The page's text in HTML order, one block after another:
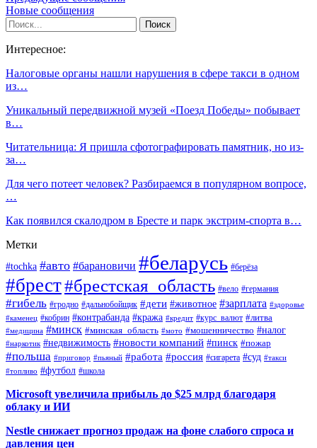
Новые сообщения
Интересное:
Налоговые органы нашли нарушения в сфере такси в одном
из…
Уникальный передвижной музей «Поезд Победы» побывает
в…
Читательница: Я пришла сфотографировать памятник, но из-
за…
Для чего потеет человек? Разбираемся в популярном вопросе,
…
Как появился скалодром в Бресте и парк экстрим-спорта в…
Метки
#tochka #авто #барановичи #беларусь #берёза
#брест#брестская_область #вело #германия
#гибель #гродно #дальнобойщик #дети #животное #зарплата #здоровье
#каменец #кобрин #контрабанда #кража #кредит #курс_валют #литва
#медицина #минск #минская_область #мото #мошенничество #налог
#наркотик #недвижимость #новости компаний #пинск #пожар
#польша #приговор #пьяный #работа #россия #сигарета #суд #такси
#топливо #футбол #школа
Microsoft увеличила прибыль до $25 млрд благодаря
облаку и ИИ
Nestle снижает прогноз продаж на фоне слабого спроса и
давления цен